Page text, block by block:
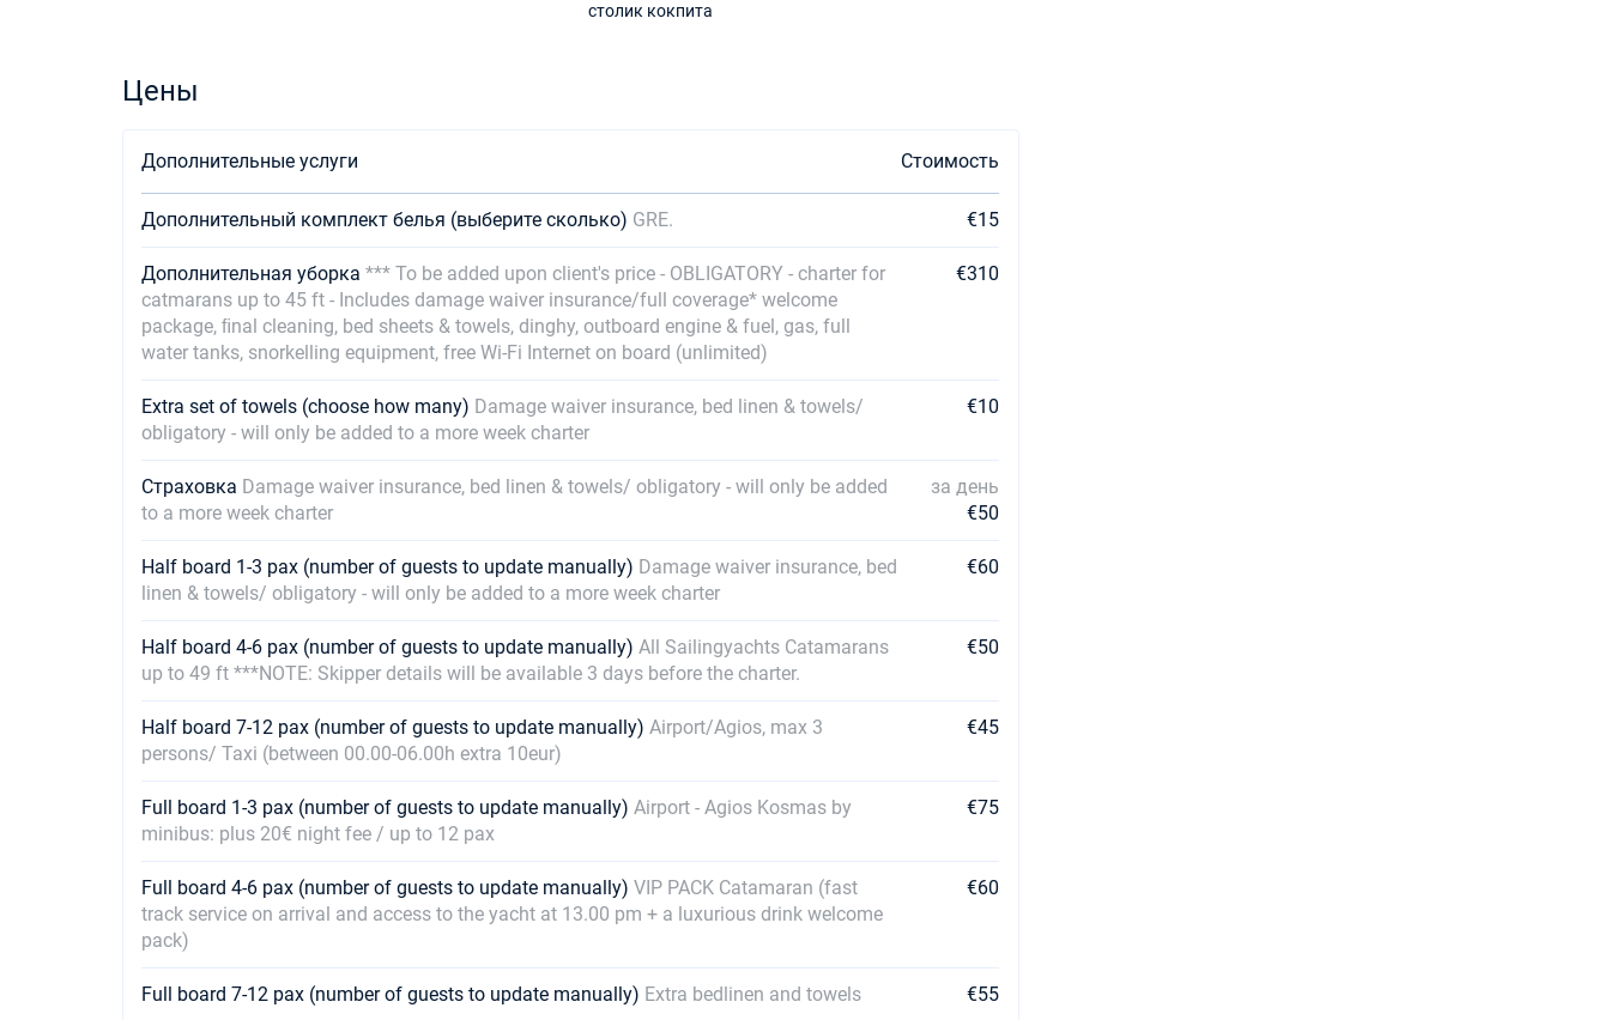
столик кокпита
Цены
Дополнительные услуги Стоимость
Дополнительный комплект белья (выберите сколько) GRE. €15
Дополнительная уборка *** To be added upon client's price - OBLIGATORY - charter for
catmarans up to 45 ft - Includes damage waiver insurance/full coverage* welcome
package, ﬁnal cleaning, bed sheets & towels, dinghy, outboard engine & fuel, gas, full
water tanks, snorkelling equipment, free Wi-Fi Internet on board (unlimited)
€310
Extra set of towels (choose how many) Damage waiver insurance, bed linen & towels/
obligatory - will only be added to a more week charter
€10
Страховка Damage waiver insurance, bed linen & towels/ obligatory - will only be added
to a more week charter
за день
€50
Half board 1-3 pax (number of guests to update manually) Damage waiver insurance, bed
linen & towels/ obligatory - will only be added to a more week charter
€60
Half board 4-6 pax (number of guests to update manually) All Sailingyachts Catamarans
up to 49 ft ***NOTE: Skipper details will be available 3 days before the charter.
€50
Half board 7-12 pax (number of guests to update manually) Airport/Agios, max 3
persons/ Taxi (between 00.00-06.00h extra 10eur)
€45
Full board 1-3 pax (number of guests to update manually) Airport - Agios Kosmas by
minibus: plus 20€ night fee / up to 12 pax
€75
Full board 4-6 pax (number of guests to update manually) VIP PACK Catamaran (fast
track service on arrival and access to the yacht at 13.00 pm + a luxurious drink welcome
pack)
€60
Full board 7-12 pax (number of guests to update manually) Extra bedlinen and towels €55